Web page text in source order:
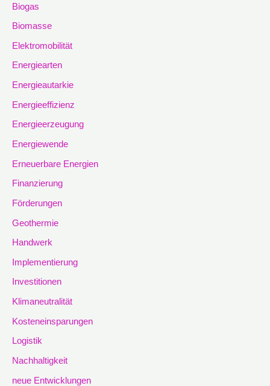
Biogas
Biomasse
Elektromobilität
Energiearten
Energieautarkie
Energieeffizienz
Energieerzeugung
Energiewende
Erneuerbare Energien
Finanzierung
Förderungen
Geothermie
Handwerk
Implementierung
Investitionen
Klimaneutralität
Kosteneinsparungen
Logistik
Nachhaltigkeit
neue Entwicklungen